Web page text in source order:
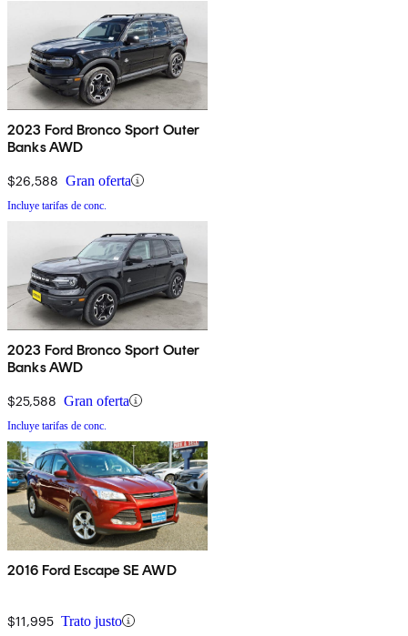
2023 Ford Bronco Sport Outer
Banks AWD
$26,588 Gran oferta
Incluye tarifas de conc.
2023 Ford Bronco Sport Outer
Banks AWD
$25,588 Gran oferta
Incluye tarifas de conc.
2016 Ford Escape SE AWD
$11,995 Trato justo